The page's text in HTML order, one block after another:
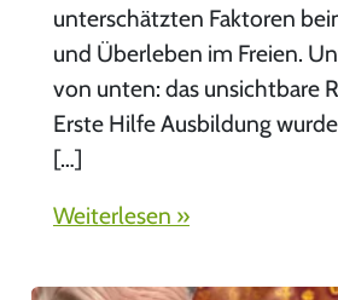
unterschätzten Faktoren
und Überleben im Freien.
von unten: das unsichtbare
Erste Hilfe Ausbildung
[…]
Weiterlesen »